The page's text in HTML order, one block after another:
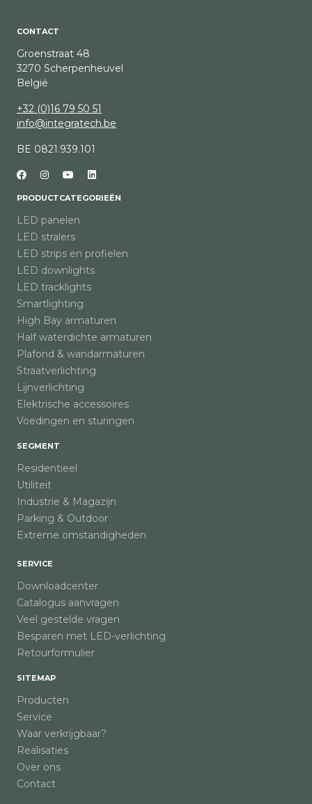
CONTACT
Groenstraat 48
3270 Scherpenheuvel
België
+32 (0)16 79 50 51
info@integratech.be
BE 0821.939.101
PRODUCTCATEGORIEËN
LED panelen
LED stralers
LED strips en profielen
LED downlights
LED tracklights
Smartlighting
High Bay armaturen
Half waterdichte armaturen
Plafond & wandarmaturen
Straatverlichting
Lijnverlichting
Elektrische accessoires
Voedingen en sturingen
SEGMENT
Residentieel
Utiliteit
Industrie & Magazijn
Parking & Outdoor
Extreme omstandigheden
SERVICE
Downloadcenter
Catalogus aanvragen
Veel gestelde vragen
Besparen met LED-verlichting
Retourformulier
SITEMAP
Producten
Service
Waar verkrijgbaar?
Realisaties
Over ons
Contact